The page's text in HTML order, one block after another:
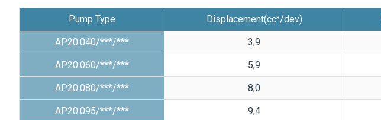
Pump Type Displacement(cc³/dev)
AP20.040/***/*** 3,9
AP20.060/***/*** 5,9
AP20.080/***/*** 8,0
AP20.095/***/*** 9,4